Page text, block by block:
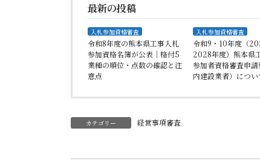
最新の投稿
入札参加資格審査
令和8年度の熊本県工事入札
参加資格名簿が公表｜格付5
業種の順位・点数の確認と注
意点
入札参加資格審査
令和9・10年度（
2028年度）熊本県
参加者資格審査申
内建設業者）につい
カテゴリー
経営事項審査
工事請負契